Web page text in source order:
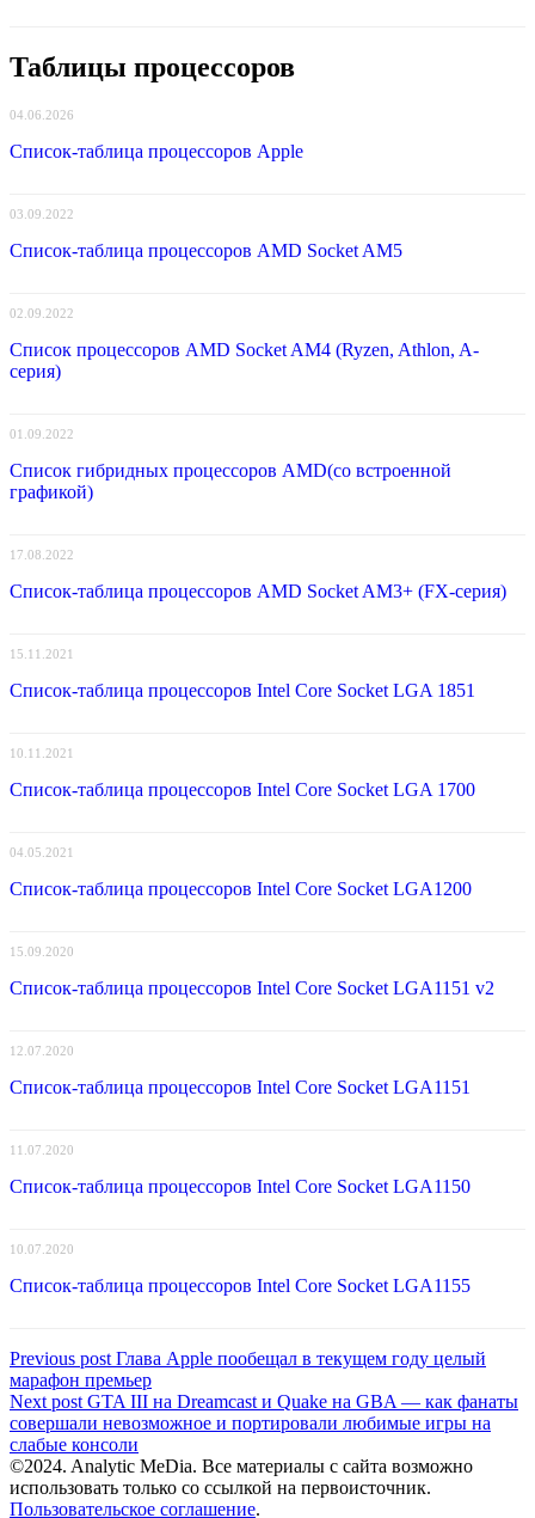
Таблицы процессоров
04.06.2026
Список-таблица процессоров Apple
03.09.2022
Список-таблица процессоров AMD Socket AM5
02.09.2022
Список процессоров AMD Socket AM4 (Ryzen, Athlon, A-
серия)
01.09.2022
Список гибридных процессоров AMD(со встроенной
графикой)
17.08.2022
Список-таблица процессоров AMD Socket AM3+ (FX-серия)
15.11.2021
Список-таблица процессоров Intel Core Socket LGA 1851
10.11.2021
Список-таблица процессоров Intel Core Socket LGA 1700
04.05.2021
Список-таблица процессоров Intel Core Socket LGA1200
15.09.2020
Список-таблица процессоров Intel Core Socket LGA1151 v2
12.07.2020
Список-таблица процессоров Intel Core Socket LGA1151
11.07.2020
Список-таблица процессоров Intel Core Socket LGA1150
10.07.2020
Список-таблица процессоров Intel Core Socket LGA1155
Навигация
по
записям
Previous post Previous
post:
Глава Apple пообещал в текущем году целый
марафон премьер
Next post Next
post:
GTA III на Dreamcast и Quake на GBA — как фанаты
совершали невозможное и портировали любимые игры на
слабые консоли
©2024. Analytic MeDia. Все материалы с сайта возможно
использовать только со ссылкой на первоисточник.
Пользовательское соглашение.